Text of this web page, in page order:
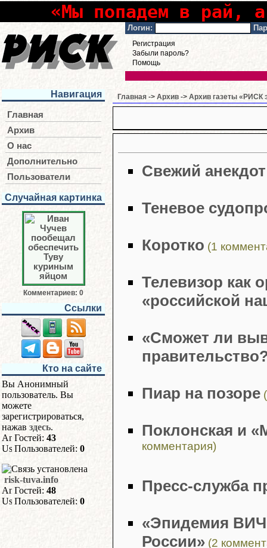
«Мы попадем в рай,
Логин:
Регистрация
Забыли пароль?
Помощь
Навигация
Главная
Архив
О нас
Дополнительно
Пользователи
Случайная картинка
Комментариев: 0
Ссылки
Кто на сайте
Вы Анонимный
пользователь. Вы
можете
зарегистрироваться,
нажав здесь.
Гостей: 43
Пользователей: 0
risk-tuva.info
Гостей: 48
Пользователей: 0
Главная -> Архив -> Архив газеты «РИСК
Свежий анекдот
Теневое
Коротко (1
Телевизор как
«российской
«Сможет ли
Пиар на позоре
Поклонская и
комментария)
Пресс-служба
«Эпидемия
России» (2